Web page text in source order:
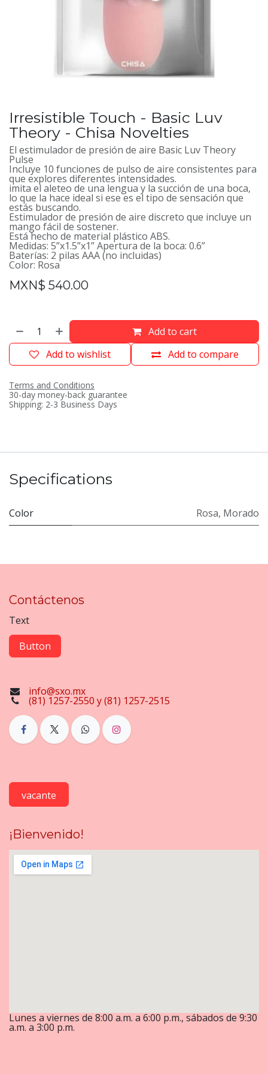
Irresistible Touch - Basic Luv
Theory - Chisa Novelties
El estimulador de presión de aire Basic Luv Theory
Pulse
Incluye 10 funciones de pulso de aire consistentes para
que explores diferentes intensidades.
imita el aleteo de una lengua y la succión de una boca,
lo que la hace ideal si ese es el tipo de sensación que
estás buscando.
Estimulador de presión de aire discreto que incluye un
mango fácil de sostener.
Está hecho de material plástico ABS.
Medidas: 5”x1.5”x1” Apertura de la boca: 0.6”
Baterías: 2 pilas AAA (no incluidas)
Color: Rosa
MXN$ 540.00
Add to cart
Add to compare
Add to wishlist
Terms and Conditions
30-day money-back guarantee
Shipping: 2-3 Business Days
Specifications
Color Rosa, Morado
Contáctenos
Text
Button
info@sxo.mx
(81) 1257-2550 y (81) 1257-2515
vacante
¡Bienvenido!
Lunes a viernes de 8:00 a.m. a 6:00 p.m., sábados de 9:30
a.m. a 3:00 p.m.